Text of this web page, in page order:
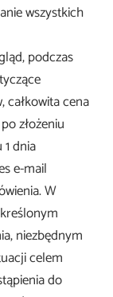
wszystkich
podczas
cena
złożeniu
dnia
e-mail
W
niezbędnym
celem
do